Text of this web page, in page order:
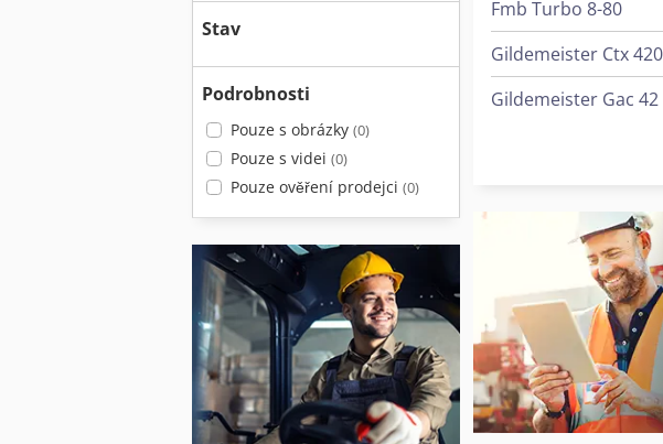
Stav
Podrobnosti
Pouze s obrázky (0)
Pouze s videi (0)
Pouze ověření prodejci (0)
Fmb Turbo 8-80
Gildemeister Gac 42
Haulotte Compact 8
Haulotte Optimum 8